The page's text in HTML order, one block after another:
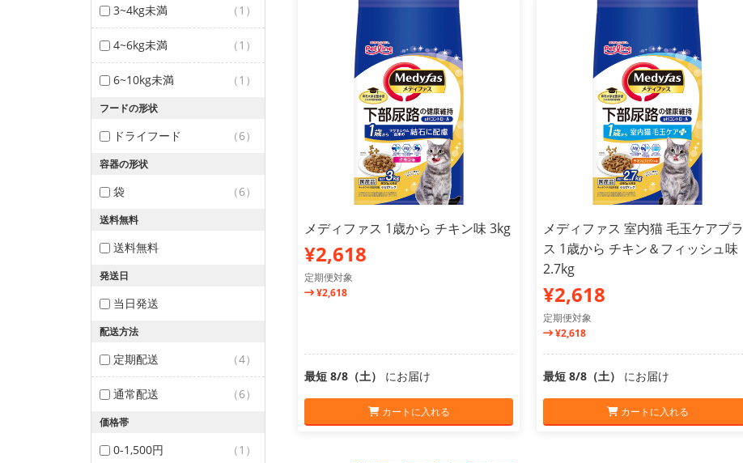
3~4kg未満 （1）
4~6kg未満 （1）
6~10kg未満 （1）
フードの形状
ドライフード （6）
容器の形状
袋 （6）
送料無料
送料無料
発送日
当日発送
配送方法
定期配送 （4）
通常配送 （6）
価格帯
0-1,500円 （1）
メディファス 1歳から チキン味 3kg
¥2,618
定期便対象
¥2,618
最短 8/8（土） にお届け
カートに入れる
メディファス 室内猫 毛玉ケアプラ
ス 1歳から チキン＆フィッシュ味
2.7kg
¥2,618
定期便対象
¥2,618
最短 8/8（土） にお届け
カートに入れる